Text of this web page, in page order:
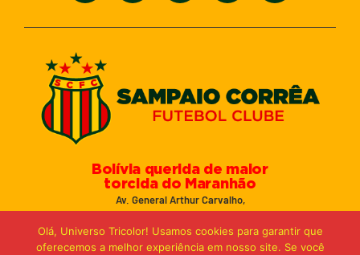
Bolívia querida de maior
torcida do Maranhão
Av. General Arthur Carvalho,
Email: marketing@sampaiocorreafc.com.br
© 2021 • Sampaio Corrêa Futebol Clube
Olá, Universo Tricolor! Usamos cookies para garantir que
oferecemos a melhor experiência em nosso site. Se você